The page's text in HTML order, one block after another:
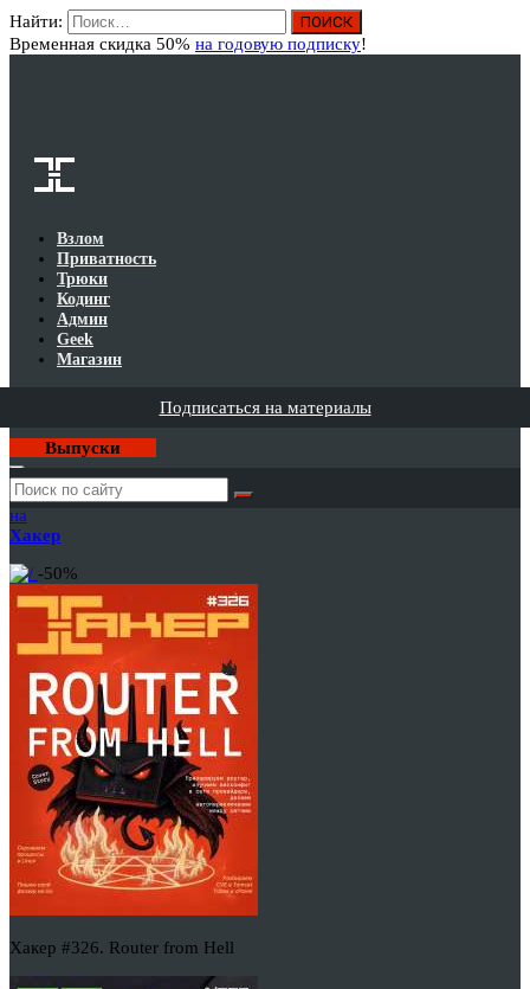
Найти:
Временная скидка 50% на годовую подписку!
Взлом
Приватность
Трюки
Кодинг
Админ
Geek
Магазин
Подписаться на материалы
Выпуски
Годовая
подписка
на
Хакер
-50%
Хакер #326. Router from Hell